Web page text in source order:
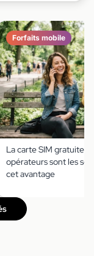
Forfaits mobile
La carte SIM gratuite ?
opérateurs sont les
cet avantage